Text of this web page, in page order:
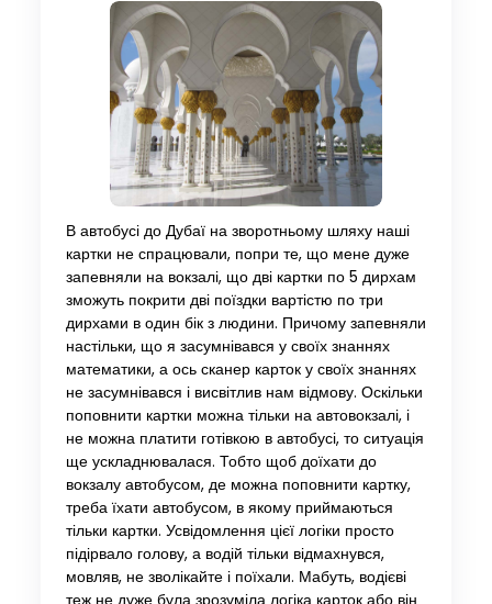
В автобусі до Дубаї на зворотньому шляху наші
картки не спрацювали, попри те, що мене дуже
запевняли на вокзалі, що дві картки по 5 дирхам
зможуть покрити дві поїздки вартістю по три
дирхами в один бік з людини. Причому запевняли
настільки, що я засумнівався у своїх знаннях
математики, а ось сканер карток у своїх знаннях
не засумнівався і висвітлив нам відмову. Оскільки
поповнити картки можна тільки на автовокзалі, і
не можна платити готівкою в автобусі, то ситуація
ще ускладнювалася. Тобто щоб доїхати до
вокзалу автобусом, де можна поповнити картку,
треба їхати автобусом, в якому приймаються
тільки картки. Усвідомлення цієї логіки просто
підірвало голову, а водій тільки відмахнувся,
мовляв, не зволікайте і поїхали. Мабуть, водієві
теж не дуже була зрозуміла логіка карток або він